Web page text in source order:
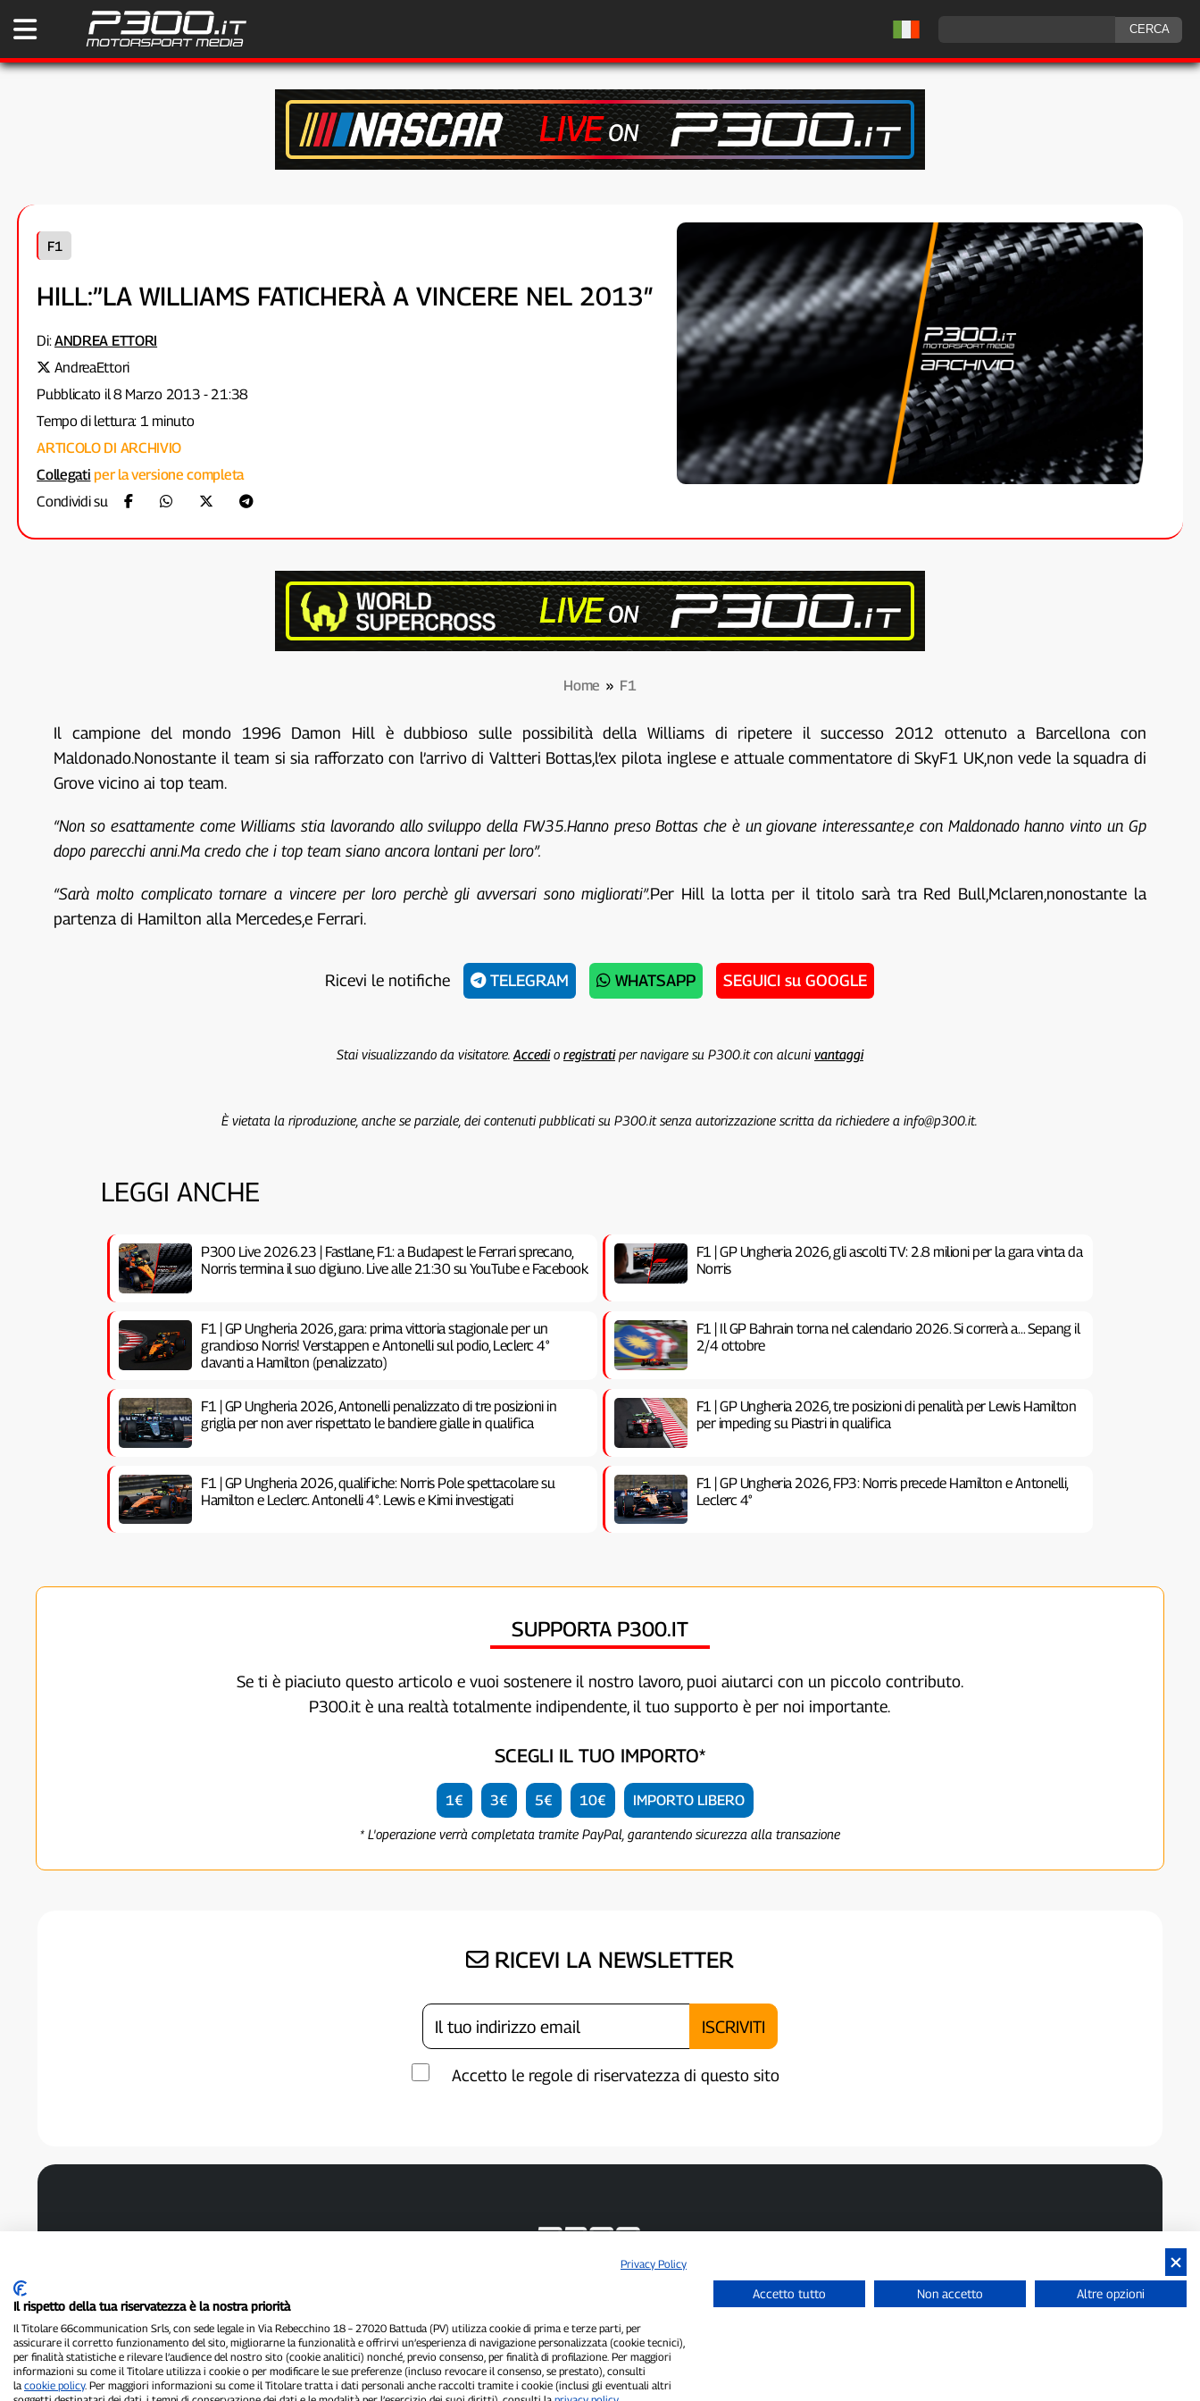
F1
HILL:”LA WILLIAMS FATICHERÀ A VINCERE NEL 2013″
Di:ANDREA ETTORI
AndreaEttori
Pubblicato il 8 Marzo 2013 - 21:38
Tempo di lettura: 1 minuto
ARTICOLO DI ARCHIVIO
Collegati per la versione completa
Condividi su
Home » F1
Il campione del mondo 1996 Damon Hill è dubbioso sulle possibilità della Williams di ripetere il successo 2012 ottenuto a Barcellona con
Maldonado.Nonostante il team si sia rafforzato con l’arrivo di Valtteri Bottas,l’ex pilota inglese e attuale commentatore di SkyF1 UK,non vede la squadra di
Grove vicino ai top team.
“Non so esattamente come Williams stia lavorando allo sviluppo della FW35.Hanno preso Bottas che è un giovane interessante,e con Maldonado hanno vinto un Gp
dopo parecchi anni.Ma credo che i top team siano ancora lontani per loro”.
“Sarà molto complicato tornare a vincere per loro perchè gli avversari sono migliorati”.Per Hill la lotta per il titolo sarà tra Red Bull,Mclaren,nonostante la
partenza di Hamilton alla Mercedes,e Ferrari.
Ricevi le notifiche TELEGRAM WHATSAPP SEGUICI su GOOGLE
Stai visualizzando da visitatore. Accedio registratiper navigare su P300.it con alcunivantaggi
È vietata la riproduzione, anche se parziale, dei contenuti pubblicati su P300.it senza autorizzazione scritta da richiedere a info@p300.it.
LEGGI ANCHE
P300 Live 2026.23 | Fastlane, F1: a Budapest le Ferrari sprecano,
Norris termina il suo digiuno. Live alle 21:30 su YouTube e Facebook
F1 | GP Ungheria 2026, gli ascolti TV: 2.8 milioni per la gara vinta da
Norris
F1 | GP Ungheria 2026, gara: prima vittoria stagionale per un
grandioso Norris! Verstappen e Antonelli sul podio, Leclerc 4°
davanti a Hamilton (penalizzato)
F1 | Il GP Bahrain torna nel calendario 2026. Si correrà a… Sepang il
2/4 ottobre
F1 | GP Ungheria 2026, Antonelli penalizzato di tre posizioni in
griglia per non aver rispettato le bandiere gialle in qualifica
F1 | GP Ungheria 2026, tre posizioni di penalità per Lewis Hamilton
per impeding su Piastri in qualifica
F1 | GP Ungheria 2026, qualifiche: Norris Pole spettacolare su
Hamilton e Leclerc. Antonelli 4°. Lewis e Kimi investigati
F1 | GP Ungheria 2026, FP3: Norris precede Hamilton e Antonelli,
Leclerc 4°
SUPPORTA P300.IT
Se ti è piaciuto questo articolo e vuoi sostenere il nostro lavoro, puoi aiutarci con un piccolo contributo.
P300.it è una realtà totalmente indipendente, il tuo supporto è per noi importante.
SCEGLI IL TUO IMPORTO*
1€ 3€ 5€ 10€ IMPORTO LIBERO
* L'operazione verrà completata tramite PayPal, garantendo sicurezza alla transazione
RICEVI LA NEWSLETTER
Accetto le regole di riservatezza di questo sito
P300.it è una Testata Giornalistica indipendente
Registrazione numero 1/2021 del 1/2/2021 - Tribunale di Pavia
- P.IVA 02798890188
Direttore Responsabile:Alessandro Secchi- Vicedirettore:
Privacy Policy-Cookie Policy
"Se è successo davvero, lo trovi su P300.it"
Privacy Policy
Il rispetto della tua riservatezza è la nostra priorità
Il Titolare 66communication Srls, con sede legale in Via Rebecchino 18 – 27020 Battuda (PV) utilizza cookie di prima e terze parti, per
assicurare il corretto funzionamento del sito, migliorarne la funzionalità e offrirvi un’esperienza di navigazione personalizzata (cookie tecnici),
per finalità statistiche e rilevare l’audience del nostro sito (cookie analitici) nonché, previo consenso, per finalità di profilazione. Per maggiori
informazioni su come il Titolare utilizza i cookie o per modificare le sue preferenze (incluso revocare il consenso, se prestato), consulti
la cookie policy. Per maggiori informazioni su come il Titolare tratta i dati personali anche raccolti tramite i cookie (inclusi gli eventuali altri
Accetto tutto Non accetto Altre opzioni